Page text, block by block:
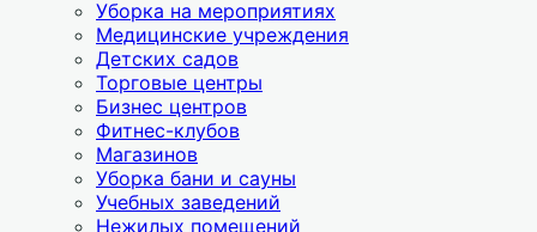
Уборка на мероприятиях
Медицинские учреждения
Детских садов
Торговые центры
Бизнес центров
Фитнес-клубов
Магазинов
Уборка бани и сауны
Учебных заведений
Нежилых помещений